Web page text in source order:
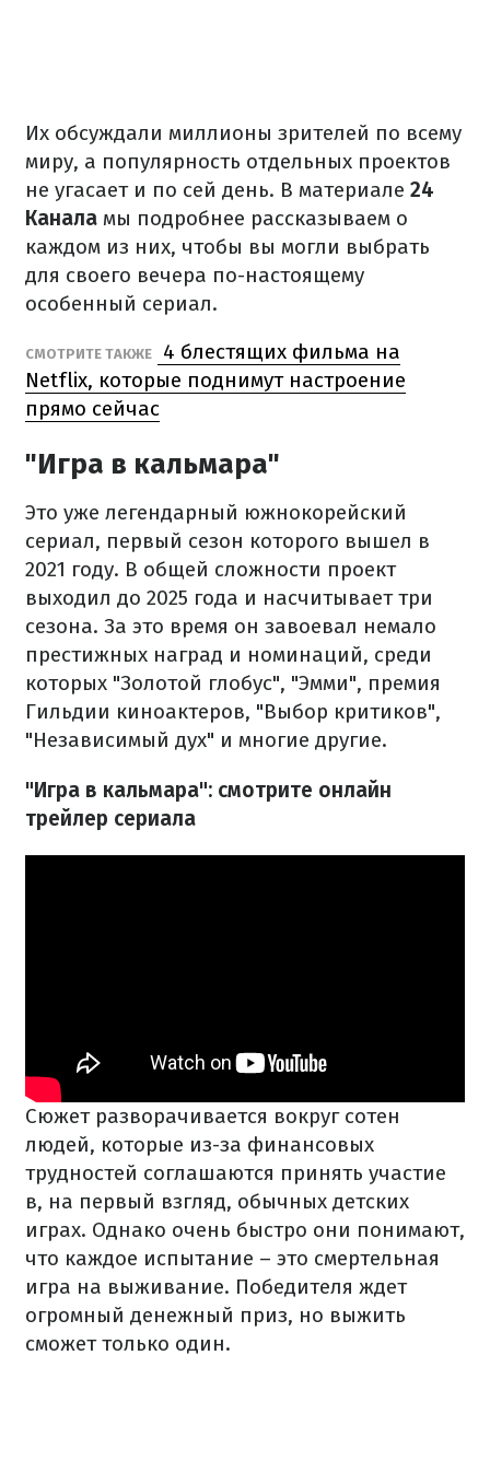
Их обсуждали миллионы зрителей по всему
миру, а популярность отдельных проектов
не угасает и по сей день. В материале 24
Канала мы подробнее рассказываем о
каждом из них, чтобы вы могли выбрать
для своего вечера по-настоящему
особенный сериал.
СМОТРИТЕ ТАКЖЕ
4 блестящих фильма на
Netflix, которые поднимут настроение
прямо сейчас
"Игра в кальмара"
Это уже легендарный южнокорейский
сериал, первый сезон которого вышел в
2021 году. В общей сложности проект
выходил до 2025 года и насчитывает три
сезона. За это время он завоевал немало
престижных наград и номинаций, среди
которых "Золотой глобус", "Эмми", премия
Гильдии киноактеров, "Выбор критиков",
"Независимый дух" и многие другие.
"Игра в кальмара": смотрите онлайн
трейлер сериала
Сюжет разворачивается вокруг сотен
людей, которые из-за финансовых
трудностей соглашаются принять участие
в, на первый взгляд, обычных детских
играх. Однако очень быстро они понимают,
что каждое испытание – это смертельная
игра на выживание. Победителя ждет
огромный денежный приз, но выжить
сможет только один.